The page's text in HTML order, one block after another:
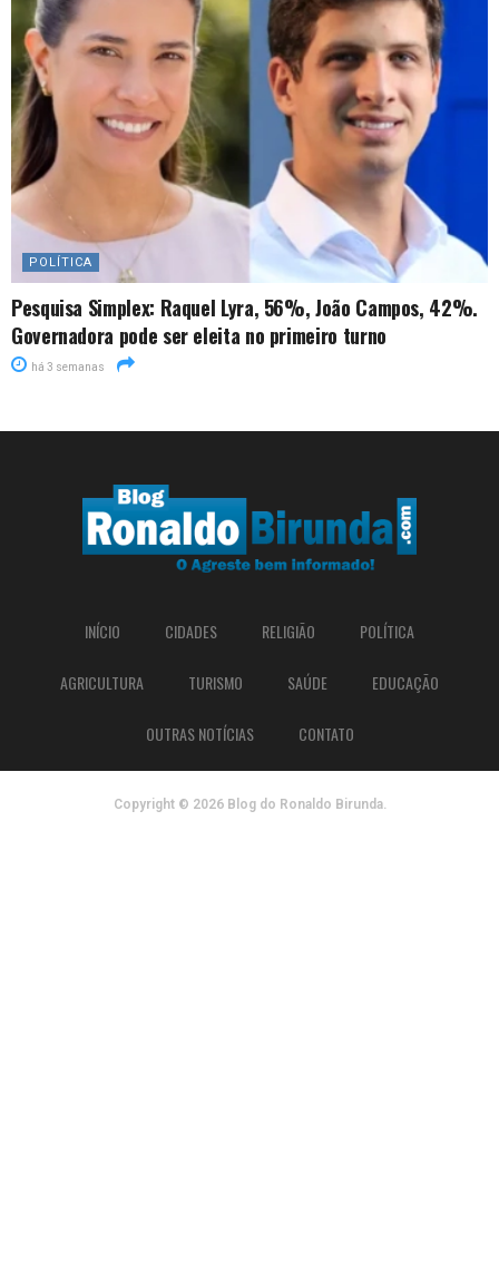
POLÍTICA
Pesquisa Simplex: Raquel Lyra, 56%, João Campos, 42%.
Governadora pode ser eleita no primeiro turno
há 3 semanas
INÍCIO CIDADES RELIGIÃO POLÍTICA
AGRICULTURA TURISMO SAÚDE EDUCAÇÃO
OUTRAS NOTÍCIAS CONTATO
Copyright © 2026 Blog do Ronaldo Birunda.